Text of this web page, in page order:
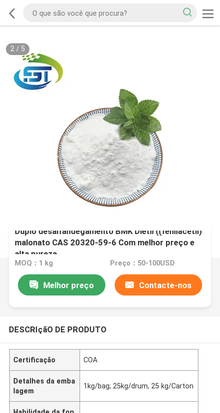
2/ 5
Duplo desalfandegamento BMK Dietil ((fenilacetil)
malonato CAS 20320-59-6 Com melhor preço e
alta pureza
MOQ：1 kg Preço：50-100USD
Melhor preço Contacte-nos
DESCRIçãO DE PRODUTO
Certificação COA
Detalhes da emba
lagem
1kg/bag; 25kg/drum, 25 kg/Carton